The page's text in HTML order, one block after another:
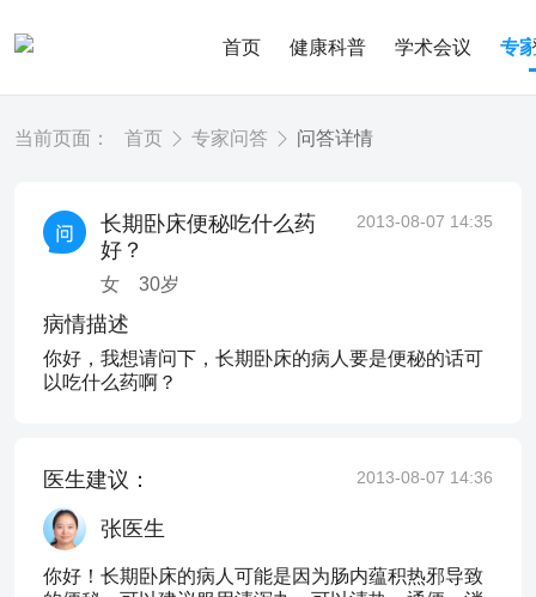
首页 健康科普 学术会议 专
当前页面： 首页 专家问答 问答详情
长期卧床便秘吃什么药
好？
女 30岁
2013-08-07 14:35
病情描述
你好，我想请问下，长期卧床的病人要是便秘的话可
以吃什么药啊？
医生建议： 2013-08-07 14:36
张医生
你好！长期卧床的病人可能是因为肠内蕴积热邪导致